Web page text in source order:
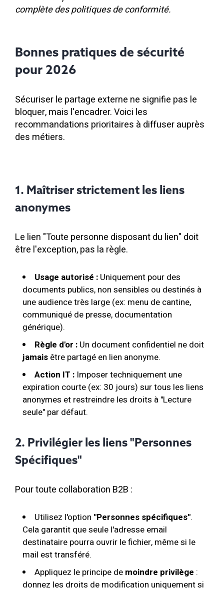
complète des politiques de conformité.
Bonnes pratiques de sécurité
pour 2026
Sécuriser le partage externe ne signifie pas le
bloquer, mais l'encadrer. Voici les
recommandations prioritaires à diffuser auprès
des métiers.
1. Maîtriser strictement les liens
anonymes
Le lien "Toute personne disposant du lien" doit
être l'exception, pas la règle.
Usage autorisé : Uniquement pour des
documents publics, non sensibles ou destinés à
une audience très large (ex: menu de cantine,
communiqué de presse, documentation
générique).
Règle d'or : Un document confidentiel ne doit
jamais être partagé en lien anonyme.
Action IT : Imposer techniquement une
expiration courte (ex: 30 jours) sur tous les liens
anonymes et restreindre les droits à "Lecture
seule" par défaut.
2. Privilégier les liens "Personnes
Spécifiques"
Pour toute collaboration B2B :
Utilisez l'option "Personnes spécifiques".
Cela garantit que seule l'adresse email
destinataire pourra ouvrir le fichier, même si le
mail est transféré.
Appliquez le principe de moindre privilège :
donnez les droits de modification uniquement si